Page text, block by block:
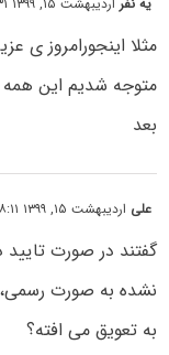
مثلا اینجورامروز ی
متوجه شدیم این همه
بعد
علی اردیبهشت ۱۵, ۱۳۹۹ at ۸:۱۱ ب٫ظ
گفتند در صورت تایید
به تعویق می افته؟